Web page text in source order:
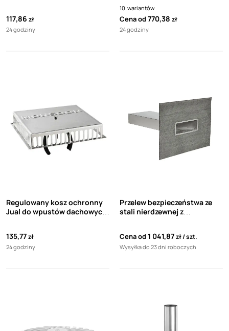
117,86 zł
24 godziny
10 wariantów
Cena od770,38 zł
24 godziny
Regulowany kosz ochronny
Jual do wpustów dachowych
135,77zł
24 godziny
Przelew bezpieczeństwa ze
stali nierdzewnej z
proste 90° Jual
Cena od1 041,87zł szt.
Wysyłka do 23 dni roboczych